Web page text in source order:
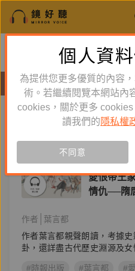
鏡好聽全新APP
體驗全面升級，即刻下載
有聲書
中國歷史
有聲
愛恨帝王
情仇──隋
作者
葉言都
作者葉言都親聲朗讀，考據
卦，還詳盡古代歷史淵源及女
#時報出版 #葉言都 #
個人資
為提供您更多優質的內容
術。若繼續閱覽本網站內
cookies，關於更多
讀我們的 隱私權
不同意